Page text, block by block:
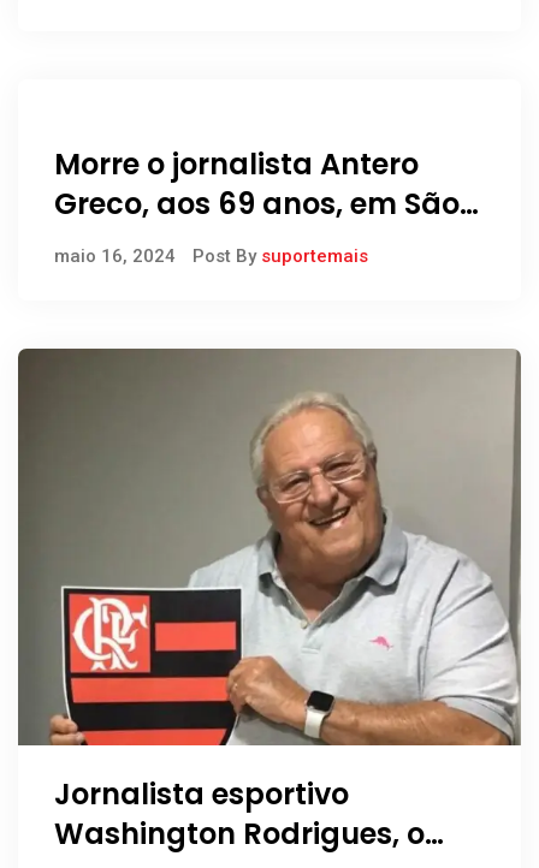
Morre o jornalista Antero
Greco, aos 69 anos, em São
Paulo
maio 16, 2024 Post By suportemais
Jornalista esportivo
Washington Rodrigues, o